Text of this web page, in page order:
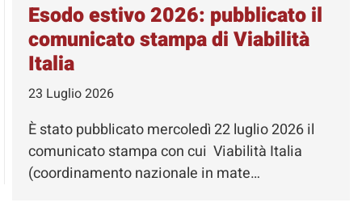
Esodo estivo 2026: pubblicato il
comunicato stampa di Viabilità
Italia
23 Luglio 2026
È stato pubblicato mercoledì 22 luglio 2026 il
comunicato stampa con cui Viabilità Italia
(coordinamento nazionale in mate…